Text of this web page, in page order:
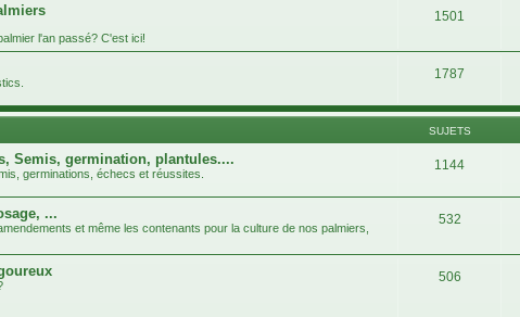
l'an passé? C'est ici!
1501
1787
SUJETS
Semis, germination, plantules....
germinations, échecs et réussites.
1144
...
et même les contenants pour la culture de nos palmiers,
532
506